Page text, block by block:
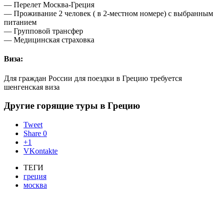
— Перелет Москва-Греция
— Проживание 2 человек ( в 2-местном номере) с выбранным
питанием
— Групповой трансфер
— Медицинская страховка
Виза:
Для граждан России для поездки в Грецию требуется
шенгенская виза
Другие горящие туры в Грецию
Tweet
Share 0
+1
VKontakte
ТЕГИ
греция
москва